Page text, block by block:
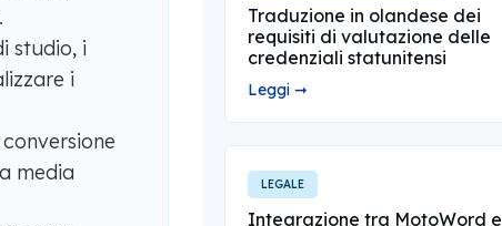
studio, i
i
media
Traduzione in olandese dei
requisiti di valutazione delle
credenziali statunitensi
Leggi ➞
LEGALE
Integrazione tra MotoWord e